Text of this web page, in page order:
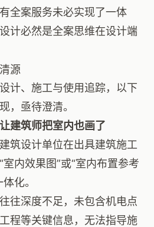
全案服务未必实现了一体
计必然是全案思维在设计端
源
计、施工与使用追踪，以下
，亟待澄清。
建筑师把室内也画了
筑设计单位在出具建筑施工
内效果图”或“室内布置参考
化。
往深度不足，未包含机电点
程等关键信息，无法指导施